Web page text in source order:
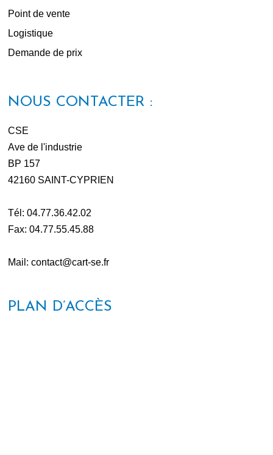
Point de vente
Logistique
Demande de prix
NOUS CONTACTER :
CSE
Ave de l'industrie
BP 157
42160 SAINT-CYPRIEN
Tél: 04.77.36.42.02
Fax: 04.77.55.45.88
Mail: contact@cart-se.fr
PLAN D’ACCÈS